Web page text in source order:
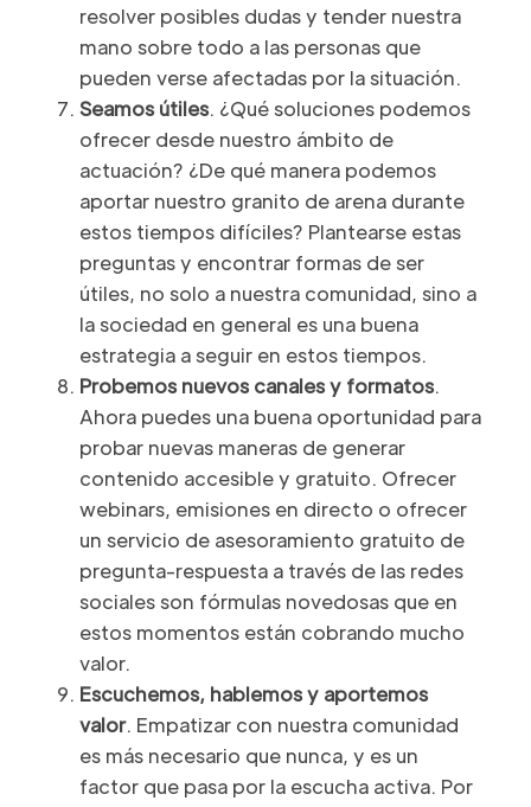
resolver posibles dudas y tender nuestra
mano sobre todo a las personas que
pueden verse afectadas por la situación.
Seamos útiles. ¿Qué soluciones podemos
ofrecer desde nuestro ámbito de
actuación? ¿De qué manera podemos
aportar nuestro granito de arena durante
estos tiempos difíciles? Plantearse estas
preguntas y encontrar formas de ser
útiles, no solo a nuestra comunidad, sino a
la sociedad en general es una buena
estrategia a seguir en estos tiempos.
Probemos nuevos canales y formatos.
Ahora puedes una buena oportunidad para
probar nuevas maneras de generar
contenido accesible y gratuito. Ofrecer
webinars, emisiones en directo o ofrecer
un servicio de asesoramiento gratuito de
pregunta-respuesta a través de las redes
sociales son fórmulas novedosas que en
estos momentos están cobrando mucho
valor.
Escuchemos, hablemos y aportemos
valor. Empatizar con nuestra comunidad
es más necesario que nunca, y es un
factor que pasa por la escucha activa. Por